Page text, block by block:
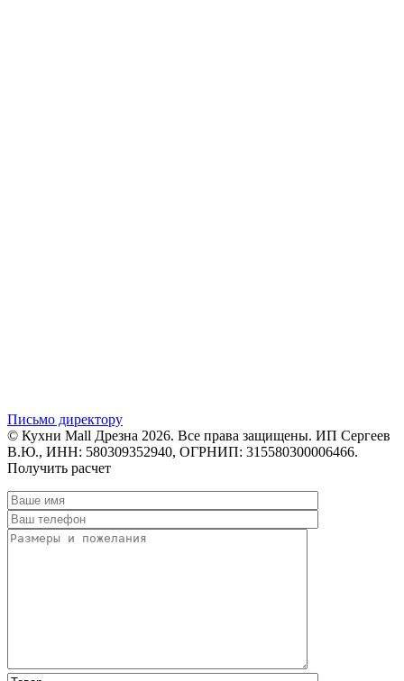
Письмо директору
© Кухни Mall Дрезна 2026. Все права защищены. ИП Сергеев
В.Ю., ИНН: 580309352940, ОГРНИП: 315580300006466.
Получить расчет